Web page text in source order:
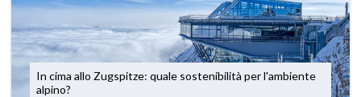
In cima allo Zugspitze: quale sostenibilità per l'ambiente
alpino?